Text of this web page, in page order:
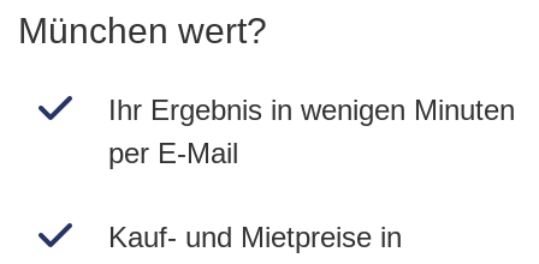
München wert?
Ihr Ergebnis in wenigen Minuten
per E-Mail
Kauf- und Mietpreise in